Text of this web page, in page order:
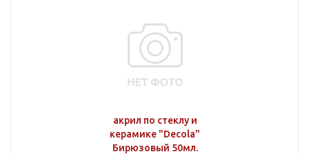
акрил по стеклу и
керамике "Decola"
Бирюзовый 50мл.